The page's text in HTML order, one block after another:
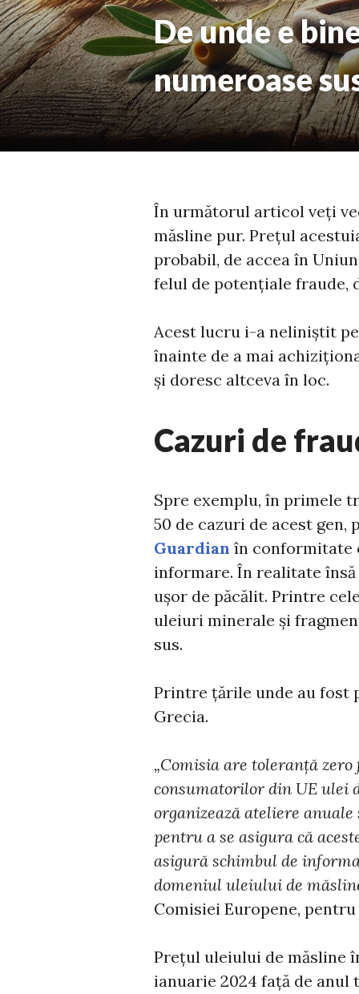
De unde e
numeroase
În următorul articol veți
măsline pur. Prețul
probabil, de accea în
felul de potențiale fraude,
Acest lucru i-a neliniștit
înainte de a mai
și doresc altceva în loc.
Cazuri de
Spre exemplu, în primele
50 de cazuri de acest
Guardian în conformitate
informare. În realitate
ușor de păcălit. Printre
uleiuri minerale și
sus.
Printre țările unde au fost
Grecia.
„Comisia are toleranță
consumatorilor din UE ulei
organizează ateliere
pentru a se asigura că
asigură schimbul de
domeniul uleiului de
Comisiei Europene,
Prețul uleiului de măsline
ianuarie 2024 față de anul